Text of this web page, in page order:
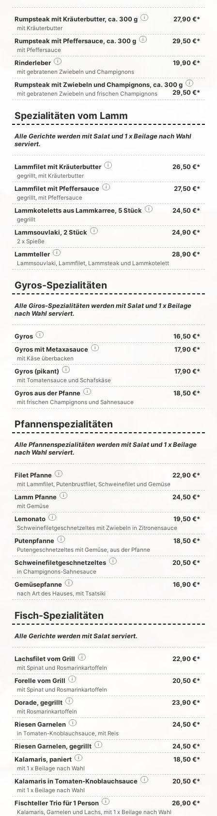
Rumpsteak mit Kräuterbutter, ca. 300 g 27,90 €*
i
mit Kräuterbutter
Rumpsteak mit Pfeffersauce, ca. 300 g 29,50 €*
i
mit Pfeffersauce
Rinderleber 19,90 €*
i
mit gebratenen Zwiebeln und Champignons
Rumpsteak mit Zwiebeln und Champignons, ca. 300 g
29,50 €*
i
mit gebratenen Zwiebeln und frischen Champignons
Spezialitäten vom Lamm
Alle Gerichte werden mit Salat und 1 x Beilage nach Wahl
serviert.
Lammfilet mit Kräuterbutter 26,50 €*
i
gegrillt, mit Kräuterbutter
Lammfilet mit Pfeffersauce 27,50 €*
i
gegrillt, mit Pfeffersauce
Lammkoteletts aus Lammkarree, 5 Stück 24,50 €*
i
gegrillt
Lammsouvlaki, 2 Stück 24,90 €*
i
2 x Spieße
Lammteller 28,90 €*
i
Lammsouvlaki, Lammfilet, Lammsteak und Lammkotelett
Gyros-Spezialitäten
Alle Giros-Spezialitäten werden mit Salat und 1 x Beilage
nach Wahl serviert.
Gyros 16,50 €*
i
Gyros mit Metaxasauce 17,90 €*
i
mit Käse überbacken
Gyros (pikant) 17,90 €*
i
mit Tomatensauce und Schafskäse
Gyros aus der Pfanne 18,50 €*
i
mit frischen Champignons und Sahnesauce
Pfannenspezialitäten
Alle Pfannenspezialitäten werden mit Salat und 1 x Beilage
nach Wahl serviert.
Filet Pfanne 22,90 €*
i
mit Lammfilet, Putenbrustfilet, Schweinefilet und Gemüse
Lamm Pfanne 24,50 €*
i
mit Gemüse
Lemonato 19,50 €*
i
Schweinefiletgeschnetzeltes mit Zwiebeln in Zitronensauce
Putenpfanne 18,50 €*
i
Putengeschnetzeltes mit Gemüse, aus der Pfanne
Schweinefiletgeschnetzeltes 20,50 €*
i
in Champignons-Sahnesauce
Gemüsepfanne 16,90 €*
i
nach Art des Hauses, mit Tsatsiki
Fisch-Spezialitäten
Alle Gerichte werden mit Salat serviert.
Lachsfilet vom Grill 22,90 €*
i
mit Spinat und Rosmarinkartoffeln
Forelle vom Grill 20,50 €*
i
mit Spinat und Rosmarinkartoffeln
Dorade, gegrillt 23,90 €*
i
mit Rosmarinkartoffeln
Riesen Garnelen 24,50 €*
i
in Tomaten-Knoblauchsauce, mit Reis
Riesen Garnelen, gegrillt 24,50 €*
i
Kalamaris, paniert 18,50 €*
i
mit 1 x Beilage nach Wahl
Kalamaris in Tomaten-Knoblauchsauce 20,50 €*
i
mit 1 x Beilage nach Wahl
Fischteller Trio für 1 Person 26,90 €*
i
Kalamaris, Garnelen und Lachs, mit 1 x Beilage nach Wahl